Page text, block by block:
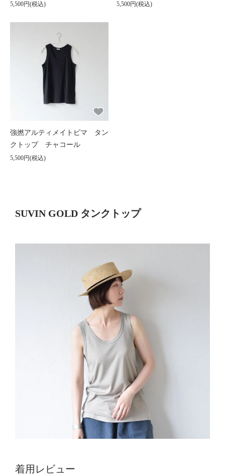
5,500円(税込) 5,500円(税込)
強撚アルティメイトピマ タン
クトップ チャコール
5,500円(税込)
SUVIN GOLD タンクトップ
着用レビュー